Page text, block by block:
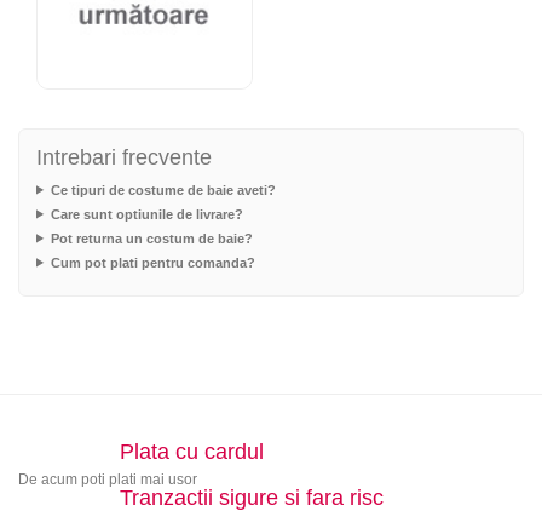
Intrebari frecvente
Ce tipuri de costume de baie aveti?
Care sunt optiunile de livrare?
Pot returna un costum de baie?
Cum pot plati pentru comanda?
Plata cu cardul
De acum poti plati mai usor
Tranzactii sigure si fara risc